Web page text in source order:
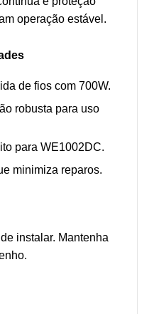
operação estável.
de fios com 700W.
robusta para uso
para WE1002DC.
minimiza reparos.
instalar. Mantenha